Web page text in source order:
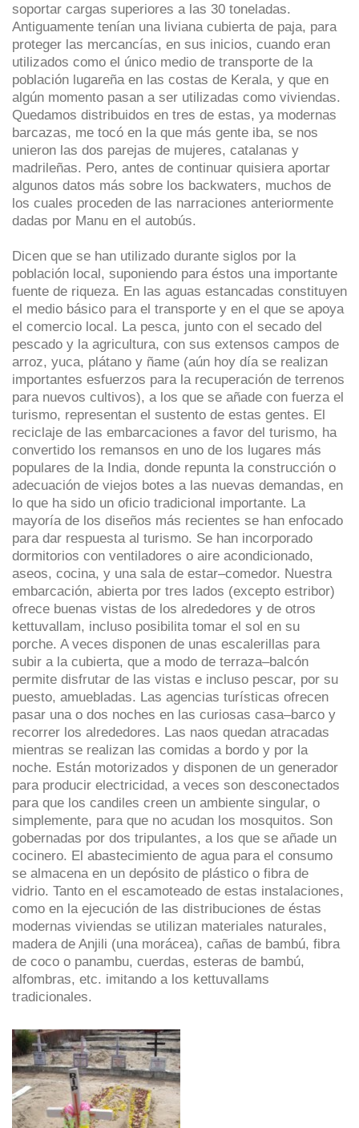
soportar cargas superiores a las 30 toneladas.
Antiguamente tenían una liviana cubierta de paja, para
proteger las mercancías, en sus inicios, cuando eran
utilizados como el único medio de transporte de la
población lugareña en las costas de Kerala, y que en
algún momento pasan a ser utilizadas como viviendas.
Quedamos distribuidos en tres de estas, ya modernas
barcazas, me tocó en la que más gente iba, se nos
unieron las dos parejas de mujeres, catalanas y
madrileñas. Pero, antes de continuar quisiera aportar
algunos datos más sobre los backwaters, muchos de
los cuales proceden de las narraciones anteriormente
dadas por Manu en el autobús.
Dicen que se han utilizado durante siglos por la
población local, suponiendo para éstos una importante
fuente de riqueza. En las aguas estancadas constituyen
el medio básico para el transporte y en el que se apoya
el comercio local. La pesca, junto con el secado del
pescado y la agricultura, con sus extensos campos de
arroz, yuca, plátano y ñame (aún hoy día se realizan
importantes esfuerzos para la recuperación de terrenos
para nuevos cultivos), a los que se añade con fuerza el
turismo, representan el sustento de estas gentes. El
reciclaje de las embarcaciones a favor del turismo, ha
convertido los remansos en uno de los lugares más
populares de la India, donde repunta la construcción o
adecuación de viejos botes a las nuevas demandas, en
lo que ha sido un oficio tradicional importante. La
mayoría de los diseños más recientes se han enfocado
para dar respuesta al turismo. Se han incorporado
dormitorios con ventiladores o aire acondicionado,
aseos, cocina, y una sala de estar‒comedor. Nuestra
embarcación, abierta por tres lados (excepto estribor)
ofrece buenas vistas de los alrededores y de otros
kettuvallam, incluso posibilita tomar el sol en su
porche. A veces disponen de unas escalerillas para
subir a la cubierta, que a modo de terraza‒balcón
permite disfrutar de las vistas e incluso pescar, por su
puesto, amuebladas. Las agencias turísticas ofrecen
pasar una o dos noches en las curiosas casa‒barco y
recorrer los alrededores. Las naos quedan atracadas
mientras se realizan las comidas a bordo y por la
noche. Están motorizados y disponen de un generador
para producir electricidad, a veces son desconectados
para que los candiles creen un ambiente singular, o
simplemente, para que no acudan los mosquitos. Son
gobernadas por dos tripulantes, a los que se añade un
cocinero. El abastecimiento de agua para el consumo
se almacena en un depósito de plástico o fibra de
vidrio. Tanto en el escamoteado de estas instalaciones,
como en la ejecución de las distribuciones de éstas
modernas viviendas se utilizan materiales naturales,
madera de Anjili (una morácea), cañas de bambú, fibra
de coco o panambu, cuerdas, esteras de bambú,
alfombras, etc. imitando a los kettuvallams
tradicionales.